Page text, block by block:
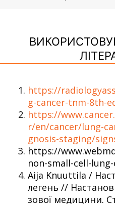
https://
g-cancer-tnm-8th-
https://
r/en/cancer/lung-
gnosis-staging/
https://
non-small-cell-
Aija Knuuttila /
легень //
зової медицини.